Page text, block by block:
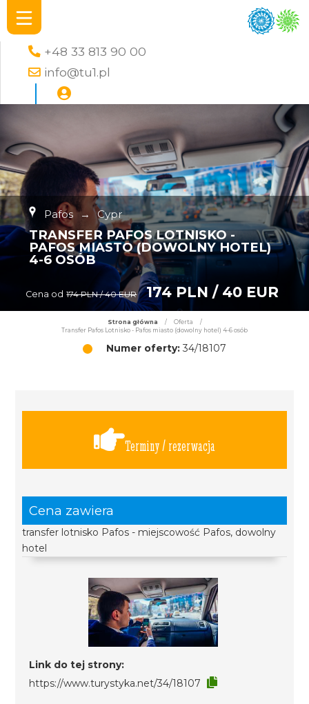
+48 33 813 90 00
info@tu1.pl
Pafos → Cypr
TRANSFER PAFOS LOTNISKO -
PAFOS MIASTO (DOWOLNY HOTEL)
4-6 OSÓB
Cena od 174 PLN / 40 EUR 174 PLN / 40 EUR
Strona główna / Oferta
/
Transfer Pafos Lotnisko - Pafos miasto (dowolny hotel) 4-6 osób
Numer oferty: 34/18107
Terminy / rezerwacja
Cena zawiera
transfer lotnisko Pafos - miejscowość Pafos, dowolny
hotel
Link do tej strony:
https://www.turystyka.net/34/18107